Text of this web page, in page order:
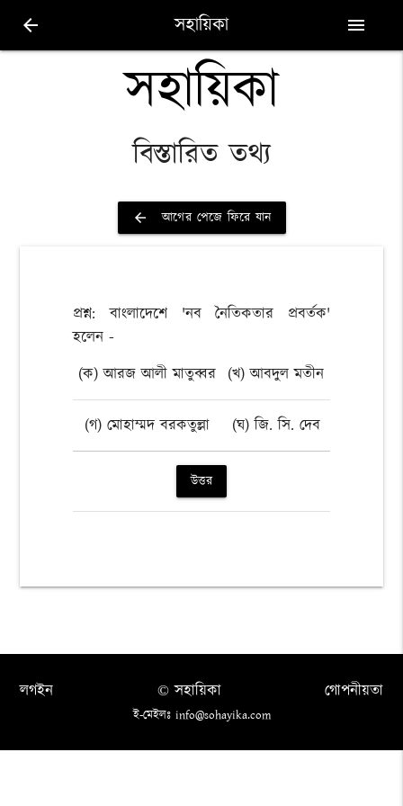
arrow_back সহায়িকা menu
সহায়িকা
বিস্তারিত তথ্য
arrow_back আগের পেজে ফিরে যান
প্রশ্ন: বাংলাদেশে 'নব নৈতিকতার প্রবর্তক'
হলেন -
(ক) আরজ আলী মাতুব্বর (খ) আবদুল মতীন
(গ) মোহাম্মদ বরকতুল্লা (ঘ) জি. সি. দেব
উত্তর
লগইন গোপনীয়তা
© সহায়িকা
ই-মেইলঃ info@sohayika.com